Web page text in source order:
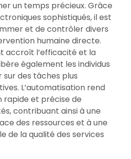
un temps précieux. Grâce
sophistiqués, il est
et de contrôler divers
humaine directe.
accroît l’efficacité et la
également les individus
des tâches plus
L’automatisation rend
rapide et précise de
contribuant ainsi à une
des ressources et à une
de la qualité des services